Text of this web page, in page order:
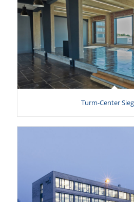
Turm-Center